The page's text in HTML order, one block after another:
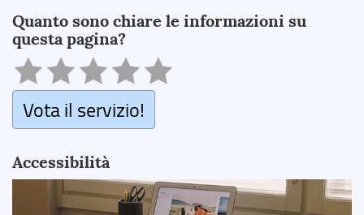
Quanto sono chiare le informazioni su
questa pagina?
Vota il servizio!
Accessibilità